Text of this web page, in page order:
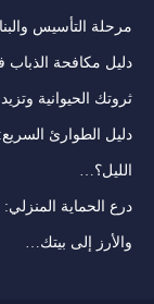
مرحلة التأسيس
دليل مكافحة
ثروتك الحيوانية
دليل الطوارئ
الليل؟…
والأرز إلى بيتك…